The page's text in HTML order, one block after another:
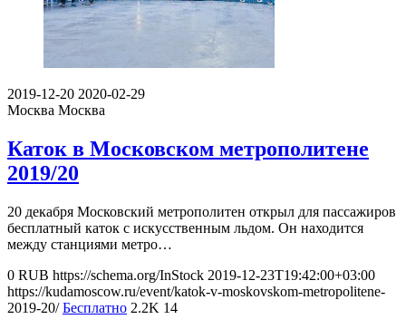
2019-12-20 2020-02-29
Москва Москва
Каток в Московском метрополитене
2019/20
20 декабря Московский метрополитен открыл для пассажиров
бесплатный каток с искусственным льдом. Он находится
между станциями метро…
0 RUB https://schema.org/InStock 2019-12-23T19:42:00+03:00
https://kudamoscow.ru/event/katok-v-moskovskom-metropolitene-
2019-20/ Бесплатно 2.2K 14